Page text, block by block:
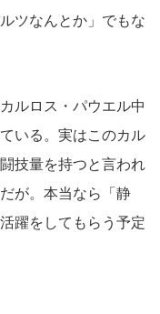
ツなんとか」でもな
ルロス・パウエル中
いる。実はこのカル
技量を持つと言われ
が。本当なら「静
躍をしてもらう予定